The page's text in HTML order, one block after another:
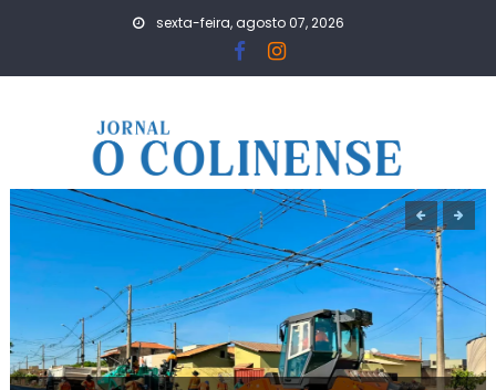
sexta-feira, agosto 07, 2026